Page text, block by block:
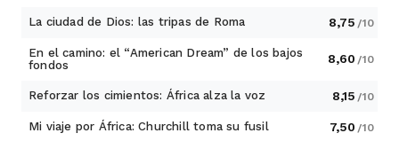
La ciudad de Dios: las tripas de Roma 8,75 /10
En el camino: el “American Dream” de los bajos
fondos
8,60 /10
Reforzar los cimientos: África alza la voz 8,15 /10
Mi viaje por África: Churchill toma su fusil 7,50 /10